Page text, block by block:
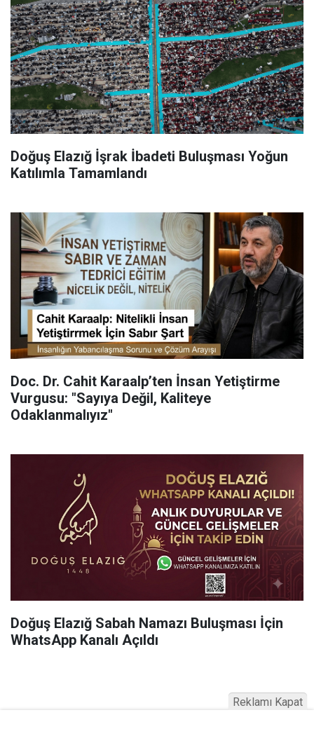
Doğuş Elazığ İşrak İbadeti Buluşması Yoğun
Katılımla Tamamlandı
Doc. Dr. Cahit Karaalp’ten İnsan Yetiştirme
Vurgusu: "Sayıya Değil, Kaliteye
Odaklanmalıyız"
Doğuş Elazığ Sabah Namazı Buluşması İçin
WhatsApp Kanalı Açıldı
Reklamı Kapat